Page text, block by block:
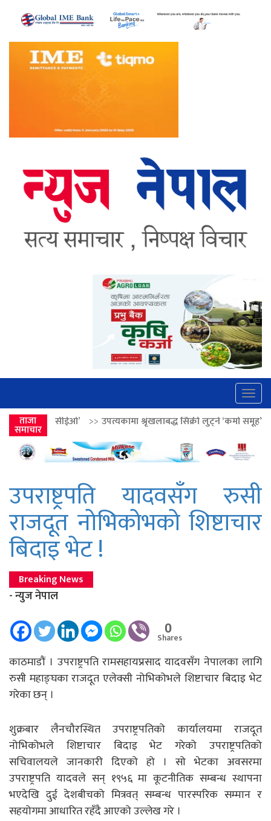
ताजा
समाचार
उपत्यकामा श्रृंखलाबद्ध सिक्री लुट्ने ‘कर्मा समूह’का नाइकेसहित पाँच पक्राउ
उपराष्ट्रपति यादवसँग रुसी
राजदूत नोभिकोभको शिष्टाचार
बिदाइ भेट !
Breaking News
- न्युज नेपाल
0
Shares
काठमाडौं । उपराष्ट्रपति रामसहायप्रसाद यादवसँग नेपालका लागि
रुसी महाङ्घका राजदूत एलेक्सी नोभिकोभले शिष्टाचार बिदाइ भेट
गरेका छन् ।
शुक्रबार लैनचौरस्थित उपराष्ट्रपतिको कार्यालयमा राजदूत
नोभिकोभले शिष्टाचार बिदाइ भेट गरेको उपराष्ट्रपतिको
सचिवालयले जानकारी दिएको हो । सो भेटका अवसरमा
उपराष्ट्रपति यादवले सन् १९५६ मा कूटनीतिक सम्बन्ध स्थापना
भएदेखि दुई देशबीचको मित्रवत् सम्बन्ध पारस्परिक सम्मान र
सहयोगमा आधारित रहँदै आएको उल्लेख गरे ।